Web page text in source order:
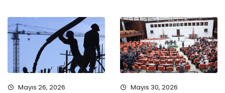
Mayıs 26, 2026 Mayıs 30, 2026